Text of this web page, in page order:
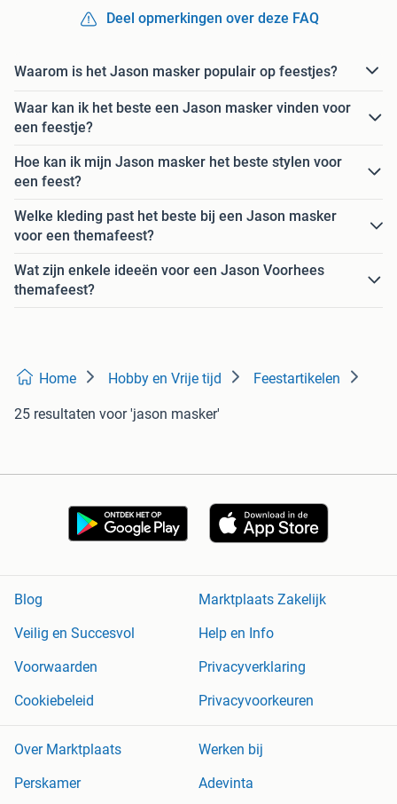
Deel opmerkingen over deze FAQ
Waarom is het Jason masker populair op feestjes?
Waar kan ik het beste een Jason masker vinden voor
een feestje?
Hoe kan ik mijn Jason masker het beste stylen voor
een feest?
Welke kleding past het beste bij een Jason masker
voor een themafeest?
Wat zijn enkele ideeën voor een Jason Voorhees
themafeest?
Home Hobby en Vrije tijd Feestartikelen
25 resultaten voor 'jason masker'
Blog
Marktplaats Zakelijk
Veilig en Succesvol
Help en Info
Voorwaarden
Privacyverklaring
Cookiebeleid
Privacyvoorkeuren
Over Marktplaats
Werken bij
Perskamer
Adevinta